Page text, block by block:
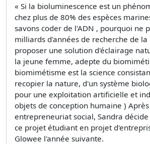
« Si la bioluminescence est un
chez plus de 80% des espèces
savons coder de l'ADN , pourquoi ne
milliards d'années de recherche de
proposer une solution d'éclairage
la jeune femme, adepte du
biomimétisme est la science
recopier la nature, d'un système
pour une exploitation artificielle et
objets de conception humaine )
entrepreneuriat social, Sandra
ce projet étudiant en projet
Glowee l'année suivante.